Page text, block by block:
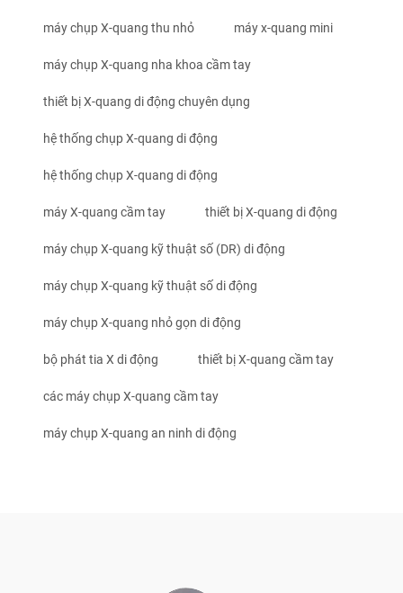
máy chụp X-quang thu nhỏ máy x-quang mini
máy chụp X-quang nha khoa cầm tay
thiết bị X-quang di động chuyên dụng
hệ thống chụp X-quang di động
hệ thống chụp X-quang di động
máy X-quang cầm tay thiết bị X-quang di động
máy chụp X-quang kỹ thuật số (DR) di động
máy chụp X-quang kỹ thuật số di động
máy chụp X-quang nhỏ gọn di động
bộ phát tia X di động thiết bị X-quang cầm tay
các máy chụp X-quang cầm tay
máy chụp X-quang an ninh di động